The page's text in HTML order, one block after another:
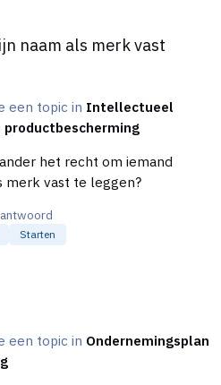
- mod]
naam als merk vast
een topic in Intellectueel
het recht om iemand
merk vast te leggen?
Starten
een topic in Ondernemingsplan